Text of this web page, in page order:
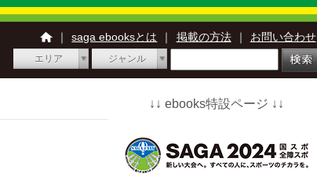
｜ saga ebooksとは ｜ 掲載の方法 ｜ お問い合わせ
エリア ジャンル
↓↓ ebooks特設ページ ↓↓